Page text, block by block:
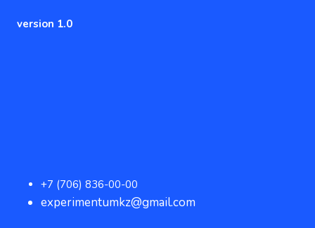
version 1.0
+7 (706) 836-00-00
experimentumkz@gmail.com